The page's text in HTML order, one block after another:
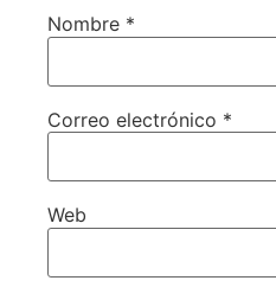
Nombre *
Correo electrónico *
Web